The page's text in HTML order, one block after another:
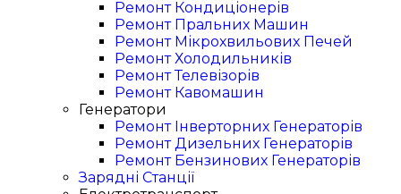
Ремонт Кондиціонерів
Ремонт Пральних Машин
Ремонт Мікрохвильових Печей
Ремонт Холодильників
Ремонт Телевізорів
Ремонт Кавомашин
Генератори
Ремонт Інверторних Генераторів
Ремонт Дизельних Генераторів
Ремонт Бензинових Генераторів
Зарядні Станції